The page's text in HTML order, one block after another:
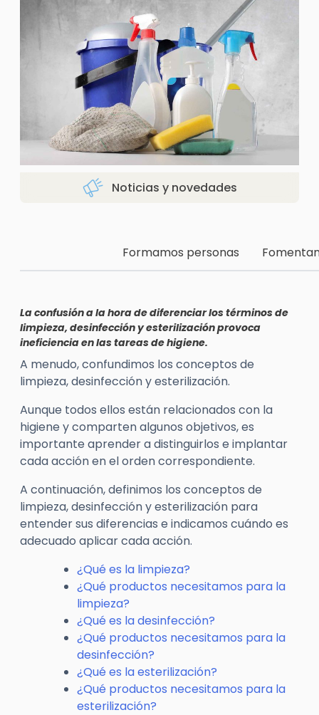
Noticias y novedades
Formamos personas
La confusión a la hora de diferenciar los términos de
limpieza, desinfección y esterilización provoca
ineficiencia en las tareas de higiene.
A menudo, confundimos los conceptos de
limpieza, desinfección y esterilización.
Aunque todos ellos están relacionados con la
higiene y comparten algunos objetivos, es
importante aprender a distinguirlos e implantar
cada acción en el orden correspondiente.
A continuación, definimos los conceptos de
limpieza, desinfección y esterilización para
entender sus diferencias e indicamos cuándo es
adecuado aplicar cada acción.
¿Qué es la limpieza?
¿Qué productos necesitamos para la
limpieza?
¿Qué es la desinfección?
¿Qué productos necesitamos para la
desinfección?
¿Qué es la esterilización?
¿Qué productos necesitamos para la
esterilización?